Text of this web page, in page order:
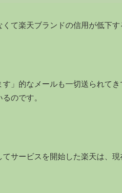
て楽天ブランドの信用が低下す
」的なメールも一切送られて
のです。
サービスを開始した楽天は、